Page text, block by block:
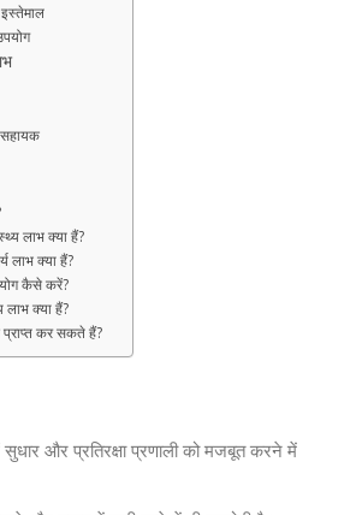
इस्तेमाल
लाभ क्या हैं?
लाभ क्या हैं?
कैसे करें?
लाभ क्या हैं?
प्राप्त कर सकते हैं?
और प्रतिरक्षा प्रणाली को मजबूत करने में